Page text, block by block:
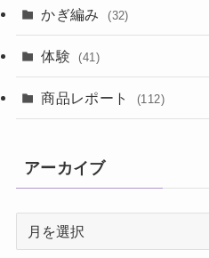
かぎ編み (32)
体験 (41)
商品レポート (112)
アーカイブ